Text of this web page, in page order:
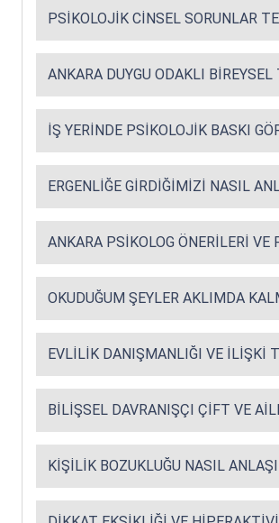
PSIKOLOJIK CINSEL SORUNLAR
ANKARA DUYGU ODAKLI BIREYSEL
İŞ YERINDE PSIKOLOJIK BASKI
ERGENLIĞE GIRDIĞIMIZI NASIL
ANKARA PSIKOLOG ÖNERILERI VE
OKUDUĞUM ŞEYLER AKLIMDA
EVLILIK DANIŞMANLIĞI VE İLIŞKI
BILIŞSEL DAVRANIŞÇI ÇIFT VE
KIŞILIK BOZUKLUĞU NASIL